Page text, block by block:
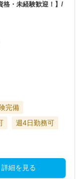
格・未経験歓迎！】/
完備
週4日勤務可
詳細を見る